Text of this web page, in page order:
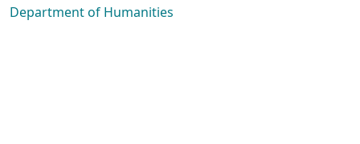
Department of Humanities